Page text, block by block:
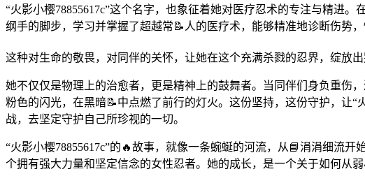
“火影小樱78855617c”这个名字，也象征着她对医疗忍术的专注与精进
纲手的脚步，学习并掌握了超越常📝人的医疗术，能够精准地诊断伤势
这种对生命的敬畏，对同伴的关怀，让她在这个充满杀戮的忍界，绽放出
她不仅仅是物理上的治愈者，更是精神上的鼓舞者。当同伴们身负重伤
粉色的闪光，在黑暗📝中点燃了前行的灯火。这份坚持，这份守护，让
战，去坚定守护自己所珍视的一切。
“火影小樱78855617c”的🔥故事，就像一条蜿蜒的河流，从📘涓涓细流
个拥有强大力量和坚定信念的女性忍者。她的成长，是一个关于如何从